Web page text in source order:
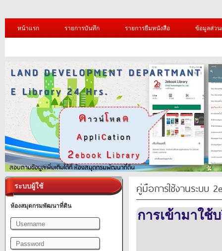
หน้าแรก รายการบันทึก รายการยืมหนังสือ ข้อมูลส่ว
ระบบผู้ใช้
ห้องสมุดกรมพัฒนาที่ดิน
คู่มือการใช้งานระบบ
การเข้ามาใช้